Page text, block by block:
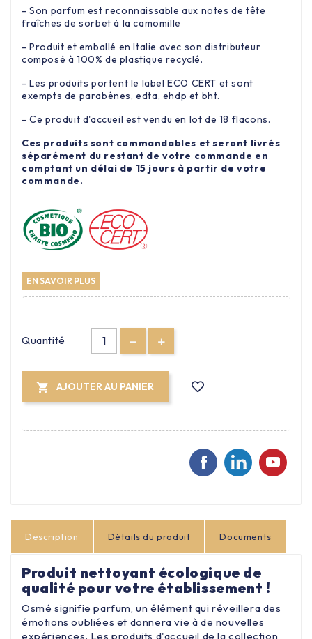
- Son parfum est reconnaissable aux notes de tête
fraîches de sorbet à la camomille
- Produit et emballé en Italie avec son distributeur
composé à 100% de plastique recyclé.
- Les produits portent le label ECO CERT et sont
exempts de parabènes, edta, ehdp et bht.
- Ce produit d'accueil est vendu en lot de 18 flacons.
Ces produits sont commandables et seront livrés
séparément du restant de votre commande en
comptant un délai de 15 jours à partir de votre
commande.
EN SAVOIR PLUS
Quantité
 AJOUTER AU PANIER
Description Détails du produit Documents
Produit nettoyant écologique de
qualité pour votre établissement !
Osmé signifie parfum, un élément qui réveillera des
émotions oubliées et donnera vie à de nouvelles
expériences. Les produits d'accueil de la collection